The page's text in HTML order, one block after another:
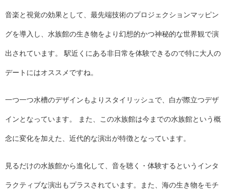
音楽と視覚の効果として、最先端技術のプロジェクションマッピン
グを導入し、水族館の生き物をより幻想的かつ神秘的な世界観で演
出されています。 駅近くにある非日常を体験できるので特に大人の
デートにはオススメですね。
一つ一つ水槽のデザインもよりスタイリッシュで、白が際立つデザ
インとなっています。 また、この水族館は今までの水族館という概
念に変化を加えた、近代的な演出が特徴となっています。
見るだけの水族館から進化して、音を聴く・体験するというインタ
ラクティブな演出もプラスされています。また、海の生き物をモチ